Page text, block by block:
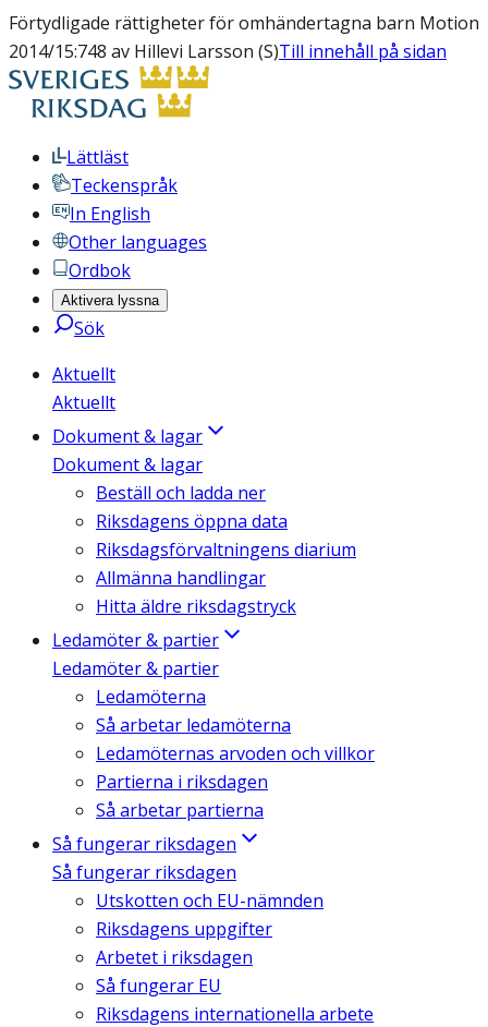
Förtydligade rättigheter för omhändertagna barn Motion
2014/15:748 av Hillevi Larsson (S)Till innehåll på sidan
Lättläst
Teckenspråk
In English
Other languages
Ordbok
Aktivera lyssna
Sök
Aktuellt
Aktuellt
Dokument & lagar
Dokument & lagar
Beställ och ladda ner
Riksdagens öppna data
Riksdagsförvaltningens diarium
Allmänna handlingar
Hitta äldre riksdagstryck
Ledamöter & partier
Ledamöter & partier
Ledamöterna
Så arbetar ledamöterna
Ledamöternas arvoden och villkor
Partierna i riksdagen
Så arbetar partierna
Så fungerar riksdagen
Så fungerar riksdagen
Utskotten och EU-nämnden
Riksdagens uppgifter
Arbetet i riksdagen
Så fungerar EU
Riksdagens internationella arbete